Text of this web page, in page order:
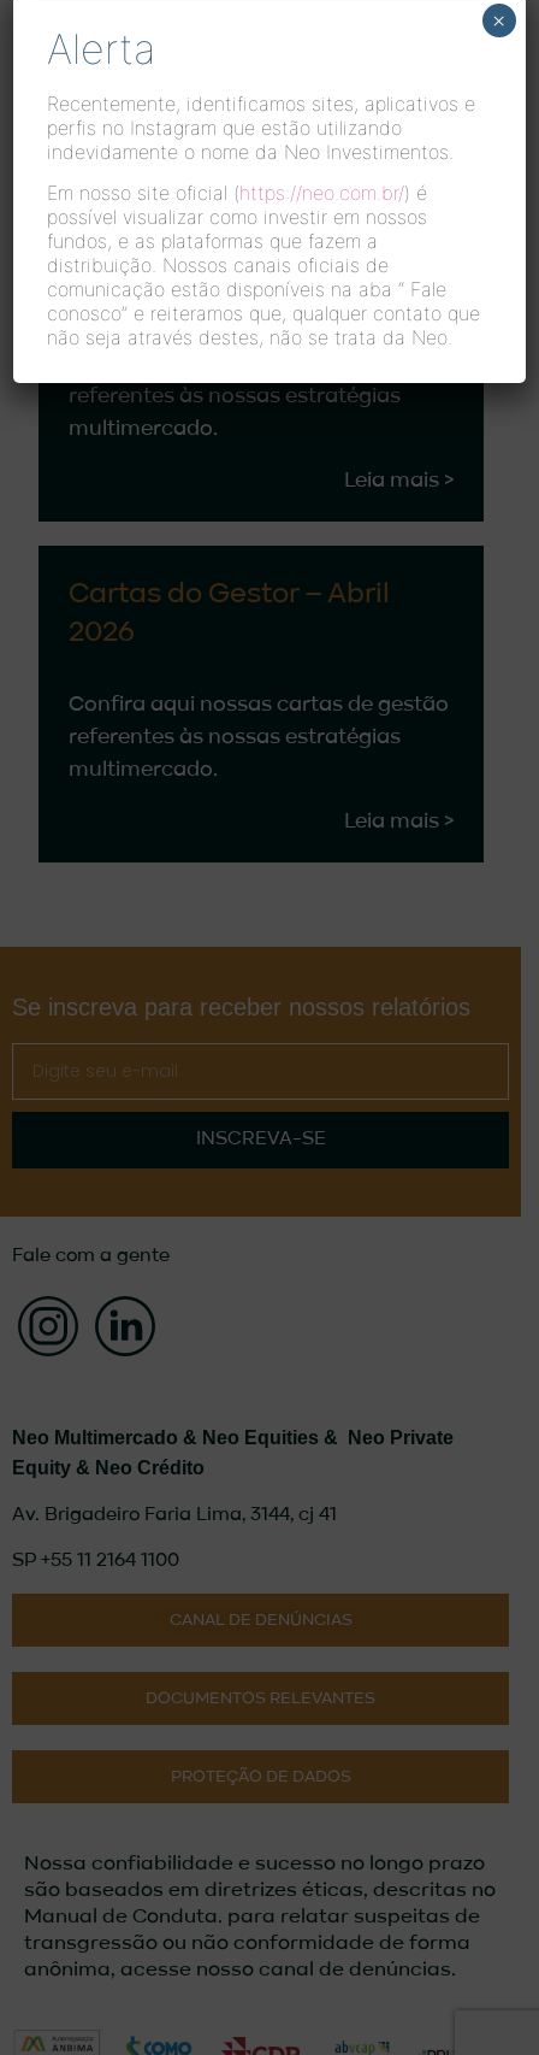
referentes às nossas estratégias
Leia mais >
Cartas do Gestor – Maio
2026
referentes às nossas estratégias
multimercado.
Leia mais >
Cartas do Gestor – Abril
2026
Confira aqui nossas cartas de gestão
referentes às nossas estratégias
multimercado.
Leia mais >
Se inscreva para receber nossos relatórios
INSCREVA-SE
Fale com a gente
Neo Multimercado & Neo Equities &
Neo Private
Equity & Neo Crédito
Av. Brigadeiro Faria Lima, 3144, cj 41
SP +55 11 2164 1100
CANAL DE DENÚNCIAS
DOCUMENTOS RELEVANTES
PROTEÇÃO DE DADOS
Nossa confiabilidade e sucesso no longo prazo
são baseados em diretrizes éticas, descritas no
Manual de Conduta. para relatar suspeitas de
transgressão ou não conformidade de forma
anônima, acesse nosso canal de denúncias.
Alerta
Recentemente, identificamos sites, aplicativos e
perfis no Instagram que estão utilizando
indevidamente o nome da Neo Investimentos.
Em nosso site oficial (https://neo.com.br/) é
possível visualizar como investir em nossos
fundos, e as plataformas que fazem a
distribuição. Nossos canais oficiais de
comunicação estão disponíveis na aba “ Fale
conosco” e reiteramos que, qualquer contato que
não seja através destes, não se trata da Neo.
×